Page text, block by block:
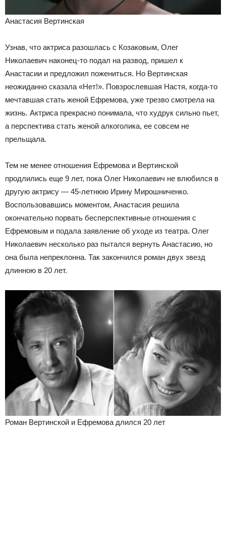
Анастасия Вертинская
Узнав, что актриса разошлась с Козаковым, Олег
Николаевич наконец-то подал на развод, пришел к
Анастасии и предложил пожениться. Но Вертинская
неожиданно сказала «Нет!». Повзрослевшая Настя, когда-то
мечтавшая стать женой Ефремова, уже трезво смотрела на
жизнь. Актриса прекрасно понимала, что худрук сильно пьет,
а перспектива стать женой алкоголика, ее совсем не
прельщала.
Тем не менее отношения Ефремова и Вертинской
продлились еще 9 лет, пока Олег Николаевич не влюбился в
другую актрису — 45-летнюю Ирину Мирошниченко.
Воспользовавшись моментом, Анастасия решила
окончательно порвать бесперспективные отношения с
Ефремовым и подала заявление об уходе из театра. Олег
Николаевич несколько раз пытался вернуть Анастасию, но
она была непреклонна. Так закончился роман двух звезд
длинною в 20 лет.
Роман Вертинской и Ефремова длился 20 лет